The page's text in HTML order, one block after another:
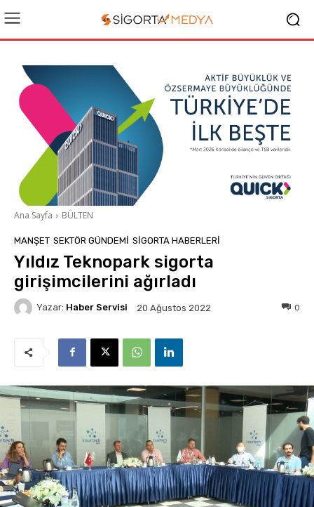
Ana Sayfa BÜLTEN
MANŞET SEKTÖR GÜNDEMİ SIGORTA HABERLERI
Yıldız Teknopark sigorta
girişimcilerini ağırladı
Yazar: Haber Servisi 20 Ağustos 2022 0